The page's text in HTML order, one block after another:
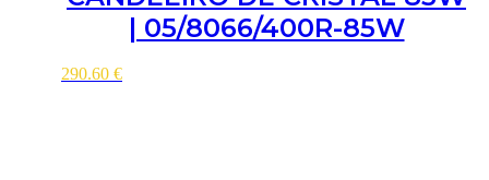
| 05/8066/400R-85W
290.60 €